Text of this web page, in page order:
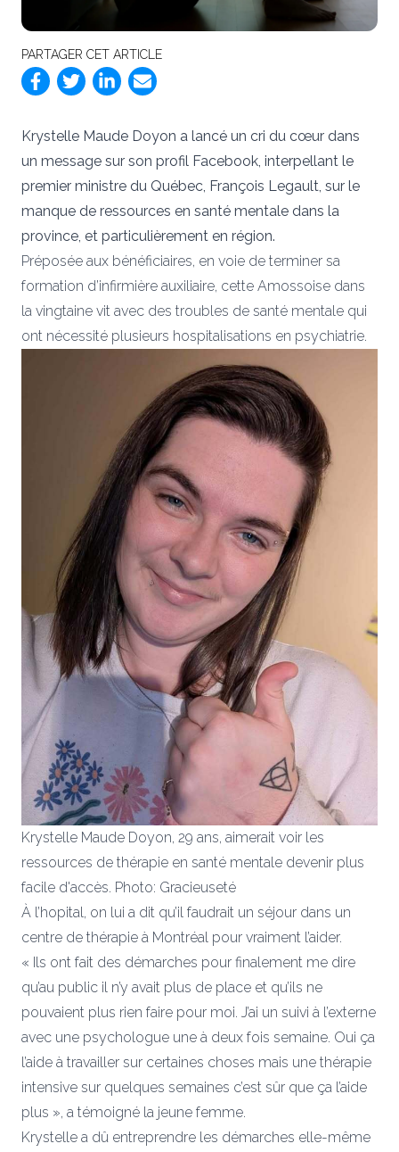
PARTAGER CET ARTICLE
Krystelle Maude Doyon a lancé un cri du cœur dans
un message sur son profil Facebook, interpellant le
premier ministre du Québec, François Legault, sur le
manque de ressources en santé mentale dans la
province, et particulièrement en région.
Préposée aux bénéficiaires, en voie de terminer sa
formation d’infirmière auxiliaire, cette Amossoise dans
la vingtaine vit avec des troubles de santé mentale qui
ont nécessité plusieurs hospitalisations en psychiatrie.
Krystelle Maude Doyon, 29 ans, aimerait voir les
ressources de thérapie en santé mentale devenir plus
facile d'accès. Photo: Gracieuseté
À l’hopital, on lui a dit qu’il faudrait un séjour dans un
centre de thérapie à Montréal pour vraiment l’aider.
« Ils ont fait des démarches pour finalement me dire
qu’au public il n’y avait plus de place et qu’ils ne
pouvaient plus rien faire pour moi. J’ai un suivi à l’externe
avec une psychologue une à deux fois semaine. Oui ça
l’aide à travailler sur certaines choses mais une thérapie
intensive sur quelques semaines c’est sûr que ça l’aide
plus », a témoigné la jeune femme.
Krystelle a dû entreprendre les démarches elle-même